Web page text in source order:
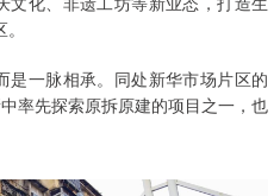
是一脉相承。同处新华市场片区的
率先探索原拆原建的项目之一，也